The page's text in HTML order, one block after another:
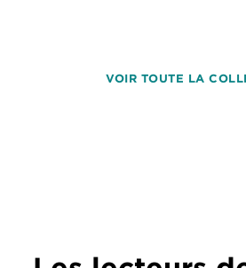
VOIR TOUTE LA